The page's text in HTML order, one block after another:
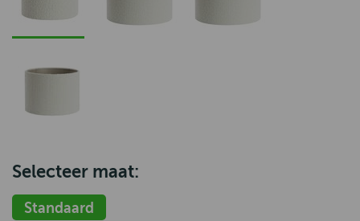
Selecteer maat:
Standaard